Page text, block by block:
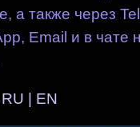
а также через
Email и в чате
| EN